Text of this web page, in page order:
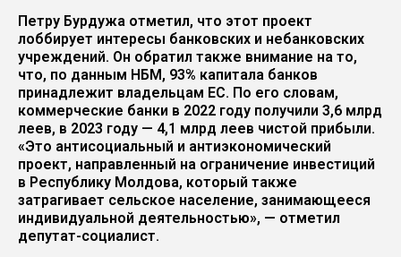
Петру Бурдужа отметил, что этот проект
лоббирует интересы банковских и небанковских
учреждений. Он обратил также внимание на то,
что, по данным НБМ, 93% капитала банков
принадлежит владельцам ЕС. По его словам,
коммерческие банки в 2022 году получили 3,6 млрд
леев, в 2023 году — 4,1 млрд леев чистой прибыли.
«Это антисоциальный и антиэкономический
проект, направленный на ограничение инвестиций
в Республику Молдова, который также
затрагивает сельское население, занимающееся
индивидуальной деятельностью», — отметил
депутат-социалист.